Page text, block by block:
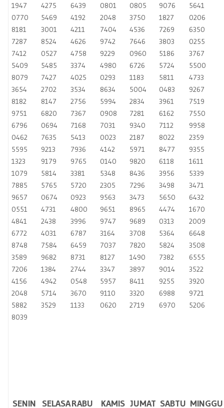
1947
4275 6439 0801 0805 9076
5641
0770
5469 4192 2048 3750 1827
0206
8181
3001 4211 7404 4536 7269
6350
7287
8524 4626 9742 7646 3803
0255
7412
0527 4758 9229 0960 5186
3767
5409
5485 3374 4980 6726 5724
5500
8079
7427 4025 0293 1183 5811
4733
3654
2702 3534 8634 5004 0483
9267
8182
8147 2756 5994 2834 3961
7519
9751
6820 7367 0908 7281 6162
7550
6796
0694 7168 7031 9340 7112
9958
0462
7635 5413 0023 2187 8022
2359
5595
9213 7936 4142 5971 8477
9355
1323
9179 9765 0140 9820 6118
1611
1079
5814 3381 5348 8436 3956
5339
7885
5765 5720 2305 7296 3498
3471
9657
0674 0923 9563 3473 5650
6432
0551
4731 4800 9651 8965 4474
1670
4841
2438 3996 9747 9689 0313
2009
6772
4031 6787 3164 3708 5364
6648
8748
7584 6459 7037 7820 5824
3508
3589
9682 8731 8127 1490 7382
6555
7206
1384 2744 3347 3897 9014
3522
4156
4942 0548 5957 8411 9255
3920
2048
5714 3670 9110 3320 6988
9721
5882
3529 1133 0620 2719 6970
5206
8039
SENIN SELASARABU KAMIS JUMAT SABTU MINGGU